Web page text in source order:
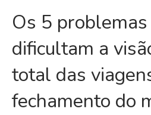
Os 5
dificultam a
total das
fechamento do